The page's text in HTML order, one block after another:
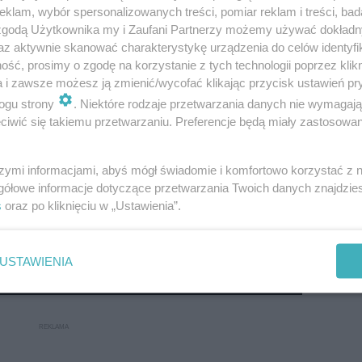
kobiety w nauce. Pochylimy się na historiami
praktyczne, bo na miejscu nie zabraknie
„Muzyka pod księżycem – nokturn dla Wenus”.
i przekazu. Z kolei pracowniczki MNC poprowadzą
sławę tkanki tłuszczowej. Na koniec panie zanurzą
wybór spersonalizowanych treści, pomiar reklam i treści,
Użytkownika my i Zaufani Partnerzy możemy używać
aktywnie skanować charakterystykę urządzenia do celów
prosimy o zgodę na korzystanie z tych technologii poprzez
i zawsze możesz ją zmienić/wycofać klikając przycisk ustawień
strony
. Niektóre rodzaje przetwarzania danych nie
się takiemu przetwarzaniu. Preferencje będą miały
informacjami, abyś mógł świadomie i komfortowo korzystać z
informacje dotyczące przetwarzania Twoich danych
oraz po kliknięciu w „Ustawienia”.
USTAWIENIA